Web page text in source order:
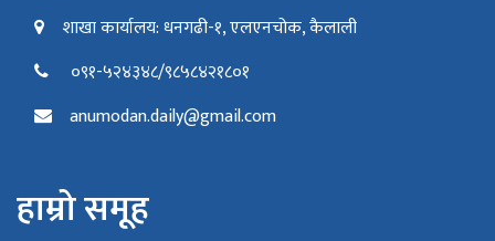
शाखा कार्यालय: धनगढी-१, एलएनचोक, कैलाली
०९१-५२४३४८/९८५८४२१८०१
anumodan.daily@gmail.com
हाम्रो समूह